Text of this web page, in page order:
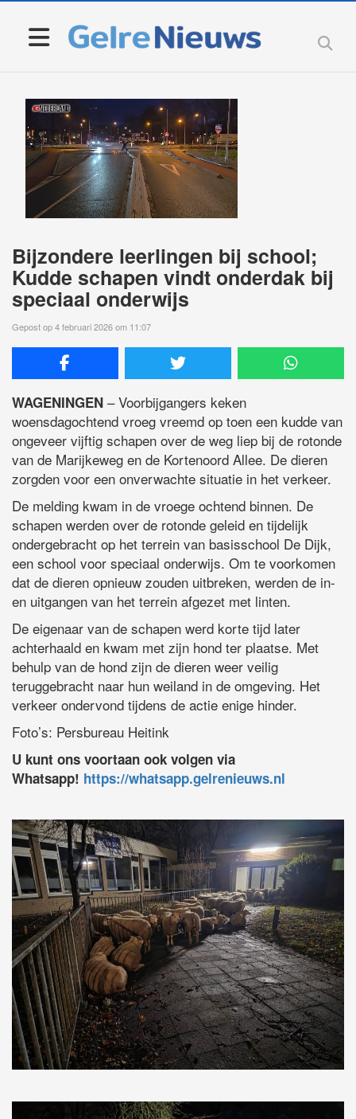
Bijzondere leerlingen bij school;
Kudde schapen vindt onderdak bij
speciaal onderwijs
Gepost op 4 februari 2026 om 11:07
WAGENINGEN – Voorbijgangers keken
woensdagochtend vroeg vreemd op toen een kudde van
ongeveer vijftig schapen over de weg liep bij de rotonde
van de Marijkeweg en de Kortenoord Allee. De dieren
zorgden voor een onverwachte situatie in het verkeer.
De melding kwam in de vroege ochtend binnen. De
schapen werden over de rotonde geleid en tijdelijk
ondergebracht op het terrein van basisschool De Dijk,
een school voor speciaal onderwijs. Om te voorkomen
dat de dieren opnieuw zouden uitbreken, werden de in-
en uitgangen van het terrein afgezet met linten.
De eigenaar van de schapen werd korte tijd later
achterhaald en kwam met zijn hond ter plaatse. Met
behulp van de hond zijn de dieren weer veilig
teruggebracht naar hun weiland in de omgeving. Het
verkeer ondervond tijdens de actie enige hinder.
Foto’s: Persbureau Heitink
U kunt ons voortaan ook volgen via
Whatsapp! https://whatsapp.gelrenieuws.nl